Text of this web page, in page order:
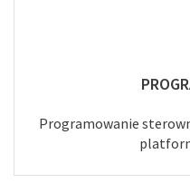
Programowanie